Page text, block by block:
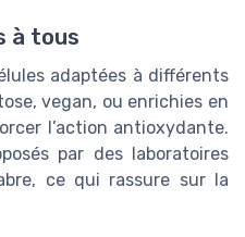
à tous
adaptées à différents
vegan, ou enrichies en
l’action antioxydante.
par des laboratoires
ce qui rassure sur la